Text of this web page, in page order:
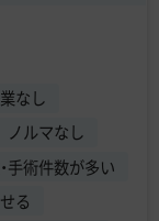
なし
ノルマなし
手術件数が多い
る